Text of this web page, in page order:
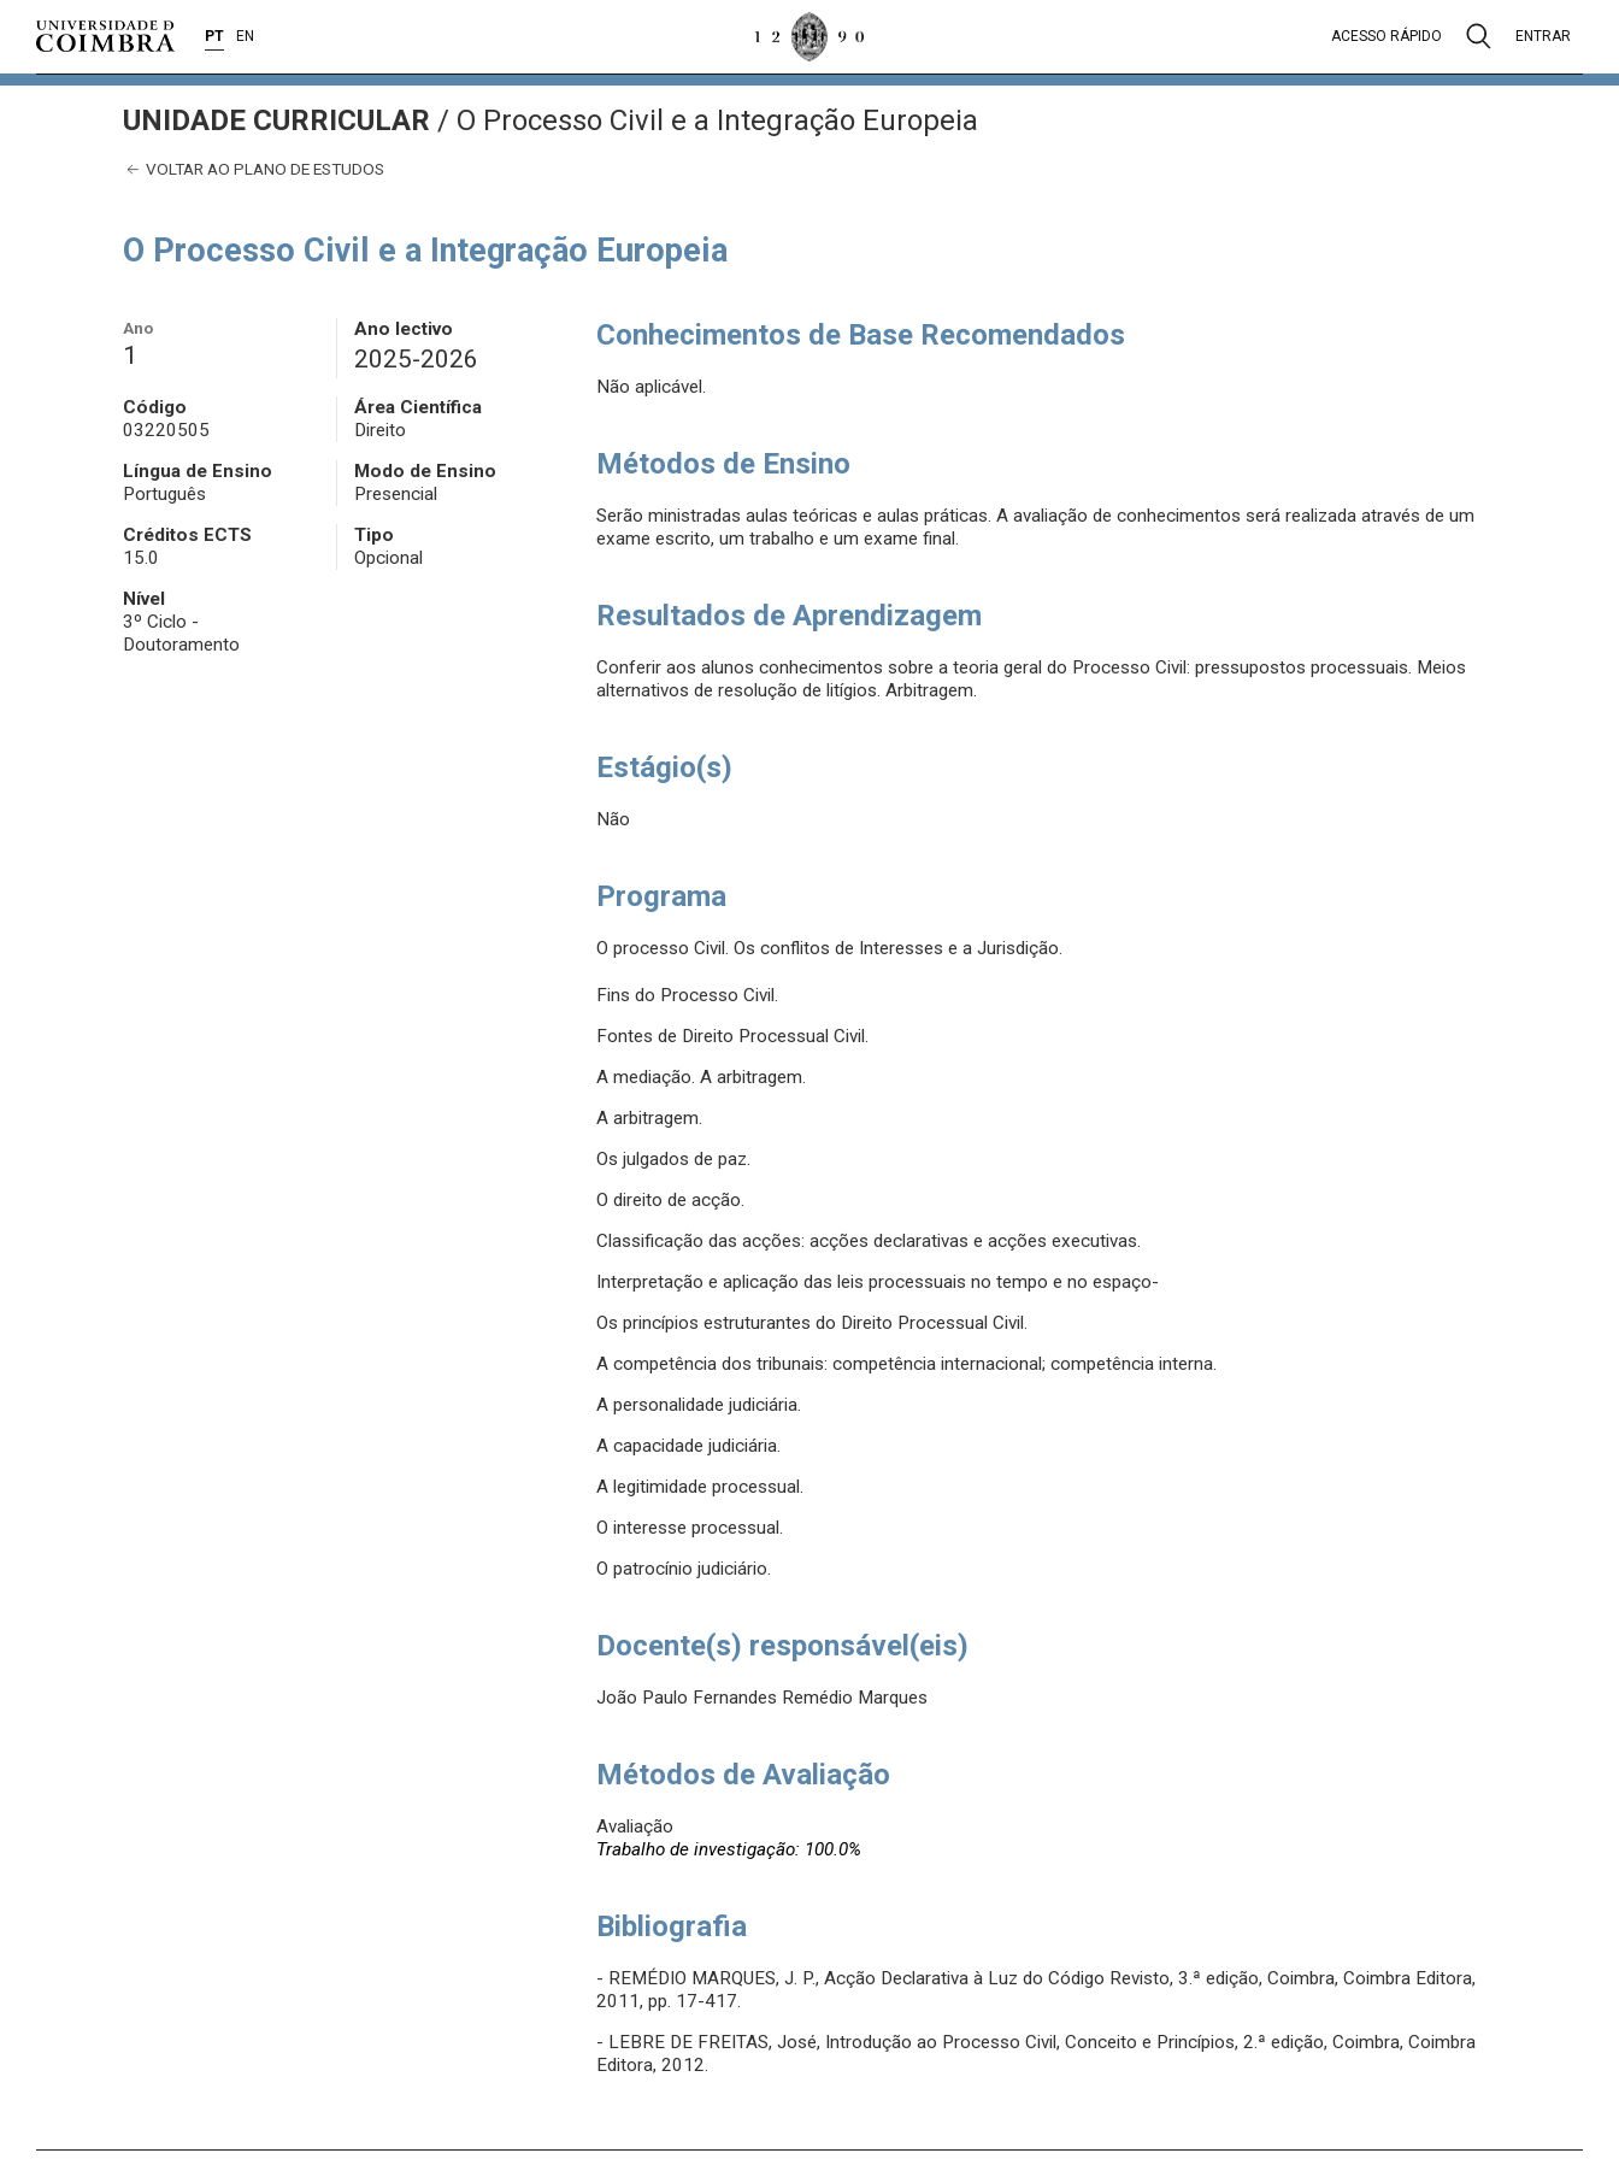
PT EN ACESSO RÁPIDO ENTRAR
UNIDADE CURRICULAR / O Processo Civil e a Integração Europeia
VOLTAR AO PLANO DE ESTUDOS
O Processo Civil e a Integração Europeia
Ano
1
Ano lectivo
2025-2026
Código
03220505
Área Científica
Direito
Língua de Ensino
Português
Modo de Ensino
Presencial
Créditos ECTS
15.0
Tipo
Opcional
Nível
3º Ciclo -
Doutoramento
Conhecimentos de Base Recomendados
Não aplicável.
Métodos de Ensino
Serão ministradas aulas teóricas e aulas práticas. A avaliação de conhecimentos será realizada através de um
exame escrito, um trabalho e um exame final.
Resultados de Aprendizagem
Conferir aos alunos conhecimentos sobre a teoria geral do Processo Civil: pressupostos processuais. Meios
alternativos de resolução de litígios. Arbitragem.
Estágio(s)
Não
Programa
O processo Civil. Os conflitos de Interesses e a Jurisdição.
Fins do Processo Civil.
Fontes de Direito Processual Civil.
A mediação. A arbitragem.
A arbitragem.
Os julgados de paz.
O direito de acção.
Classificação das acções: acções declarativas e acções executivas.
Interpretação e aplicação das leis processuais no tempo e no espaço-
Os princípios estruturantes do Direito Processual Civil.
A competência dos tribunais: competência internacional; competência interna.
A personalidade judiciária.
A capacidade judiciária.
A legitimidade processual.
O interesse processual.
O patrocínio judiciário.
Docente(s) responsável(eis)
João Paulo Fernandes Remédio Marques
Métodos de Avaliação
Avaliação
Trabalho de investigação: 100.0%
Bibliografia
- REMÉDIO MARQUES, J. P., Acção Declarativa à Luz do Código Revisto, 3.ª edição, Coimbra, Coimbra Editora,
2011, pp. 17-417.
- LEBRE DE FREITAS, José, Introdução ao Processo Civil, Conceito e Princípios, 2.ª edição, Coimbra, Coimbra
Editora, 2012.